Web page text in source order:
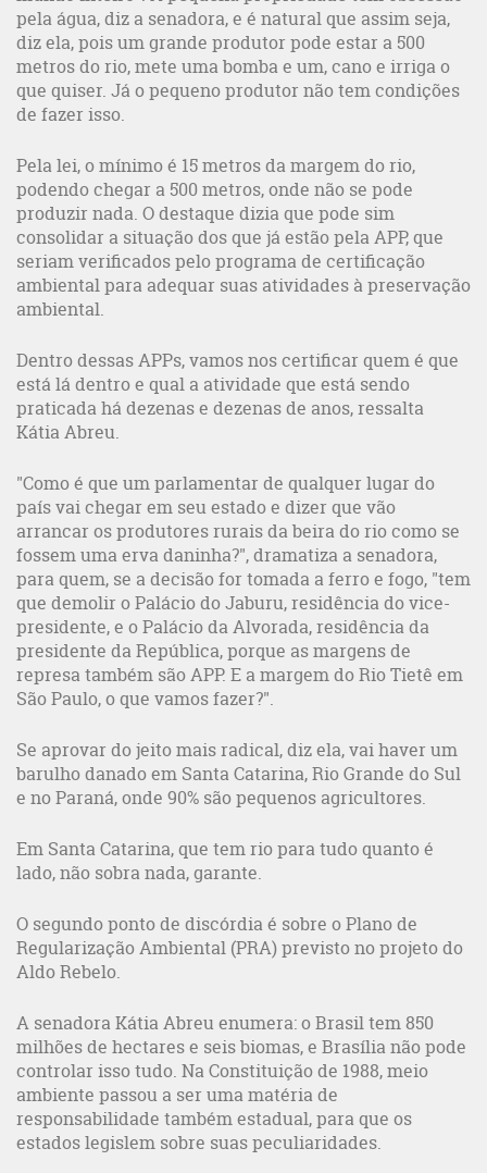
pela água, diz a senadora, e é natural que assim seja,
diz ela, pois um grande produtor pode estar a 500
metros do rio, mete uma bomba e um, cano e irriga o
que quiser. Já o pequeno produtor não tem condições
de fazer isso.
Pela lei, o mínimo é 15 metros da margem do rio,
podendo chegar a 500 metros, onde não se pode
produzir nada. O destaque dizia que pode sim
consolidar a situação dos que já estão pela APP, que
seriam verificados pelo programa de certificação
ambiental para adequar suas atividades à preservação
ambiental.
Dentro dessas APPs, vamos nos certificar quem é que
está lá dentro e qual a atividade que está sendo
praticada há dezenas e dezenas de anos, ressalta
Kátia Abreu.
"Como é que um parlamentar de qualquer lugar do
país vai chegar em seu estado e dizer que vão
arrancar os produtores rurais da beira do rio como se
fossem uma erva daninha?", dramatiza a senadora,
para quem, se a decisão for tomada a ferro e fogo, "tem
que demolir o Palácio do Jaburu, residência do vice-
presidente, e o Palácio da Alvorada, residência da
presidente da República, porque as margens de
represa também são APP. E a margem do Rio Tietê em
São Paulo, o que vamos fazer?".
Se aprovar do jeito mais radical, diz ela, vai haver um
barulho danado em Santa Catarina, Rio Grande do Sul
e no Paraná, onde 90% são pequenos agricultores.
Em Santa Catarina, que tem rio para tudo quanto é
lado, não sobra nada, garante.
O segundo ponto de discórdia é sobre o Plano de
Regularização Ambiental (PRA) previsto no projeto do
Aldo Rebelo.
A senadora Kátia Abreu enumera: o Brasil tem 850
milhões de hectares e seis biomas, e Brasília não pode
controlar isso tudo. Na Constituição de 1988, meio
ambiente passou a ser uma matéria de
responsabilidade também estadual, para que os
estados legislem sobre suas peculiaridades.